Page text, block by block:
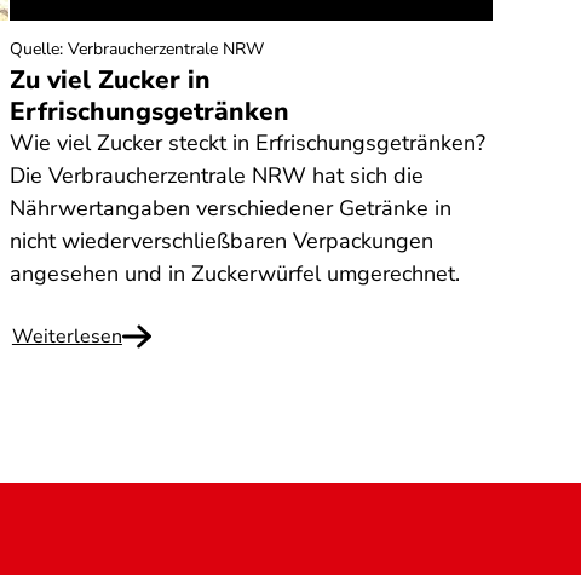
Zu viel Zucker in
Erfrischungsgetränken
Wie viel Zucker steckt in Erfrischungsgetränken?
Die Verbraucherzentrale NRW hat sich die
Nährwertangaben verschiedener Getränke in
nicht wiederverschließbaren Verpackungen
angesehen und in Zuckerwürfel umgerechnet.
Weiterlesen
Quelle: Verbraucherzentrale NRW